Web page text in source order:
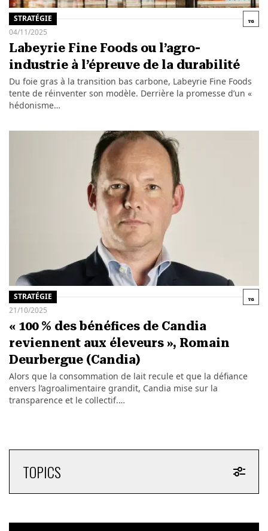
STRATÉGIE
04/11/2025
Labeyrie Fine Foods ou l’agro-
industrie à l’épreuve de la durabilité
Du foie gras à la transition bas carbone, Labeyrie Fine Foods
tente de réinventer son modèle. Derrière la promesse d’un «
hédonisme…
STRATÉGIE
21/10/2025
« 100 % des bénéfices de Candia
reviennent aux éleveurs », Romain
Deurbergue (Candia)
Alors que la consommation de lait recule et que la défiance
envers l’agroalimentaire grandit, Candia mise sur la
transparence et le collectif.…
TOPICS